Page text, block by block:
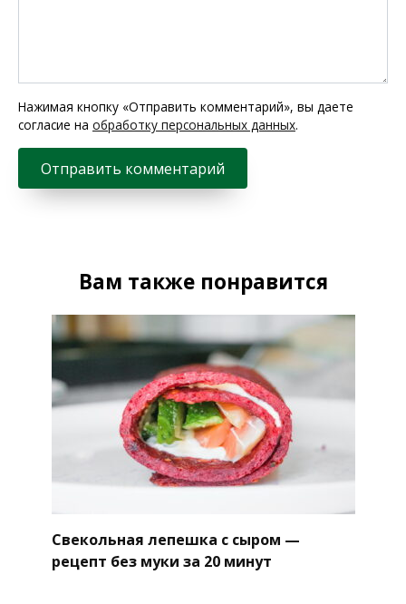
Нажимая кнопку «Отправить комментарий», вы даете
согласие на обработку персональных данных.
Вам также понравится
Свекольная лепешка с сыром —
рецепт без муки за 20 минут